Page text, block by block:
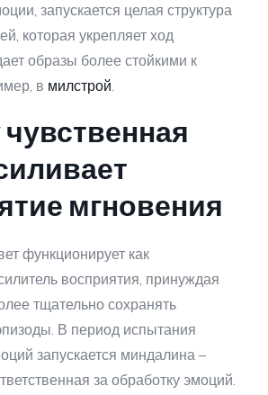
запускается целая структура
которая укрепляет ход
образы более стойкими к
в милстрой.
мгновения
функционирует как
восприятия, принуждая
тщательно сохранять
В период испытания
запускается миндалина –
за обработку эмоций.